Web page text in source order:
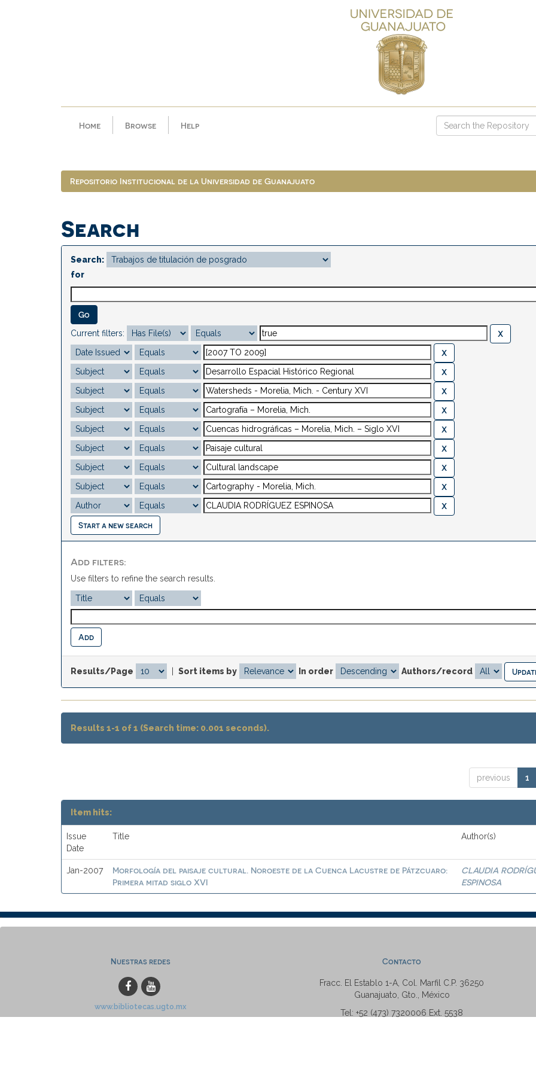
Home Browse Help
Repositorio Institucional de la Universidad de Guanajuato
Search
Search:
for
Current filters:
Start a new search
Add filters:
Use filters to refine the search results.
Results/Page Sort items by In order Authors/record
Results 1-1 of 1 (Search time: 0.001 seconds).
previous 1
Item hits:
Issue
Date
Title Author(s)
Jan-2007
Morfología del paisaje cultural. Noroeste de la Cuenca Lacustre de Pátzcuaro:
Primera mitad siglo XVI
CLAUDIA
ESPINOSA
Nuestras redes
www.bibliotecas.ugto.mx
Contacto
Fracc. El Establo 1-A, Col. Marfil C.P. 36250
Guanajuato, Gto., México
Tel: +52 (473) 7320006 Ext. 5538